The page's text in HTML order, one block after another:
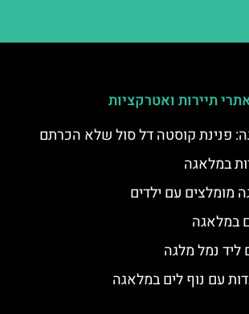
תיירות ואטרקציות
פנינת קוסטה דל סול שלא הכרתם
במלאגה
מומלצים עם ילדים
ליד נמל מלגה
עם נוף לים במלאגה